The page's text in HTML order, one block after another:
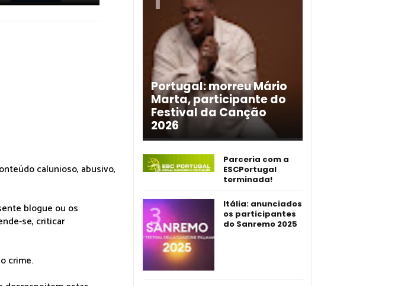
calunioso, abusivo,
blogue ou os
se, criticar
crime.
Portugal: morreu Mário
Marta, participante do
Festival da Canção
2026
Parceria com a
ESCPortugal
terminada!
Itália: anunciados
os participantes
do Sanremo 2025